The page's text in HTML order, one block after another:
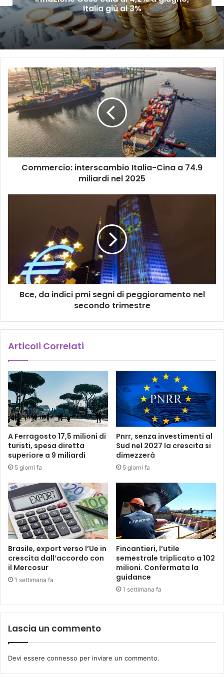
Italia giù al 3%
Commercio: interscambio Italia-Cina a 74.9
miliardi nel 2025
Bce, da indici pmi segni di peggioramento nel
secondo trimestre
Articoli Correlati
A Ferragosto 17,5 milioni di
turisti, spesa diretta
superiore a 9 miliardi
5 giorni fa
Pnrr, senza investimenti al
Sud nel 2027 la crescita si
dimezzerà
5 giorni fa
Brasile, export verso l’Ue in
crescita dall’accordo con
il Mercosur
1 settimana fa
Fincantieri, l’utile
semestrale triplicato a 102
milioni. Confermata la
guidance
1 settimana fa
Lascia un commento
Devi essere connesso per inviare un commento.